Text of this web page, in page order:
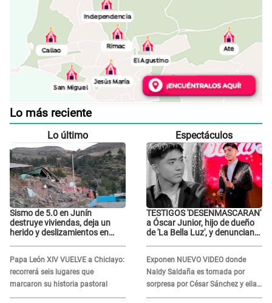
Lo más reciente
Lo último
Sismo de 5.0 en Junín
destruye viviendas, deja un
herido y deslizamientos en
Papa León XIV VUELVE a Chiclayo:
recorrerá seis lugares que
marcaron su historia pastoral
Espectáculos
TESTIGOS 'DESENMASCARAN'
a Óscar Junior, hijo de dueño
de 'La Bella Luz', y denuncian
Exponen NUEVO VIDEO donde
Naldy Saldaña es tomada por
sorpresa por César Sánchez y ella
evidencia su REACCIÓN: Le agarró